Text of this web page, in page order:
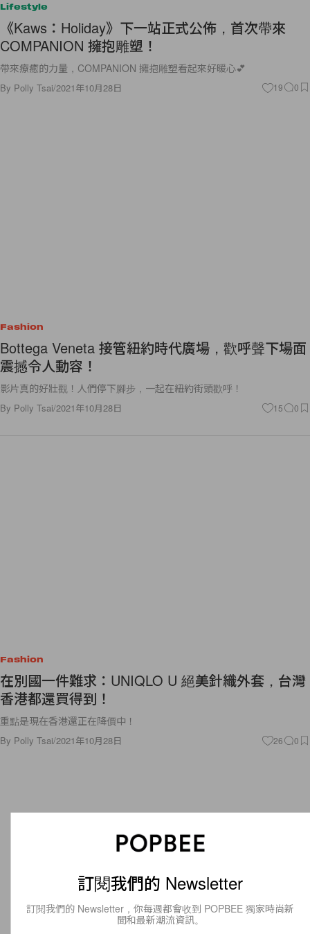
Lifestyle
《Kaws：Holiday》下一站正式公佈，首次帶來
COMPANION 擁抱雕塑！
帶來療癒的力量，COMPANION 擁抱雕塑看起來好暖心💕
By Polly Tsai/2021年10月28日 19 0
Fashion
Bottega Veneta 接管紐約時代廣場，歡呼聲下場面
震撼令人動容！
影片真的好壯觀！人們停下腳步，一起在紐約街頭歡呼！
By Polly Tsai/2021年10月28日 15 0
Fashion
在別國一件難求：UNIQLO U 絕美針織外套，台灣
香港都還買得到！
重點是現在香港還正在降價中！
By Polly Tsai/2021年10月28日 26 0
訂閱我們的 Newsletter
訂閱我們的 Newsletter，你每週都會收到 POPBEE 獨家時尚新
聞和最新潮流資訊。